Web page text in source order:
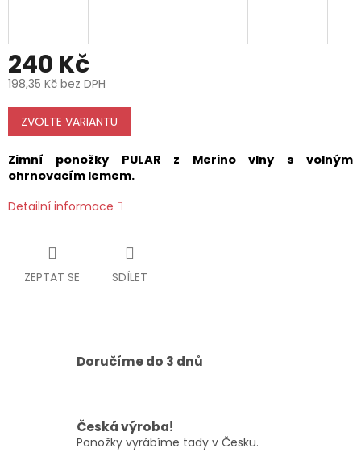
240 Kč
198,35 Kč bez DPH
Měrná
cena:
ZVOLTE VARIANTU
Zimní ponožky PULAR z Merino vlny s volným
ohrnovacím lemem.
Detailní informace
ZEPTAT SE SDÍLET
Doručíme do 3 dnů
Česká výroba!
Ponožky vyrábíme tady v Česku.